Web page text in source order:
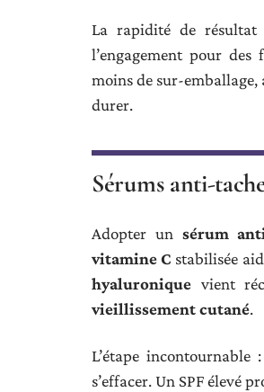
La rapidité de résultat
l’engagement pour
moins de sur-emballage,
durer.
Sérums anti-
Adopter un sérum
vitamine C stabilisée
hyaluronique vient
vieillissement cutané.
L’étape
s’effacer. Un SPF élevé